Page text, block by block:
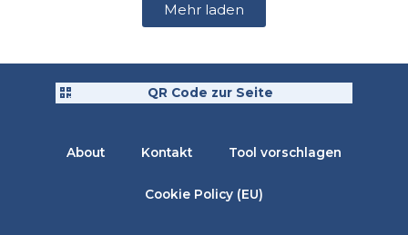
Mehr laden
QR Code zur Seite
About Kontakt Tool vorschlagen
Cookie Policy (EU)